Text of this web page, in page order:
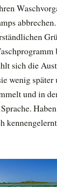
sich die
wenig später
und in